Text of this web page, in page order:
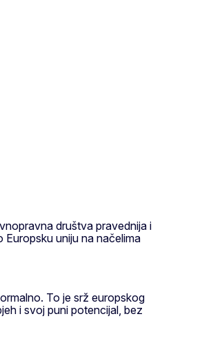
društva pravednija i
Europsku uniju na načelima
To je srž europskog
i svoj puni potencijal, bez